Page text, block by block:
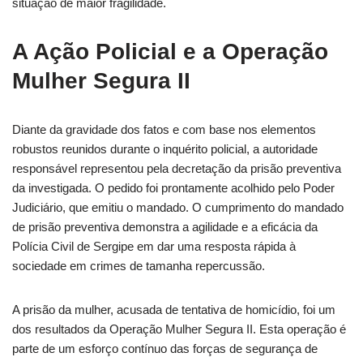
situação de maior fragilidade.
A Ação Policial e a Operação
Mulher Segura II
Diante da gravidade dos fatos e com base nos elementos
robustos reunidos durante o inquérito policial, a autoridade
responsável representou pela decretação da prisão preventiva
da investigada. O pedido foi prontamente acolhido pelo Poder
Judiciário, que emitiu o mandado. O cumprimento do mandado
de prisão preventiva demonstra a agilidade e a eficácia da
Polícia Civil de Sergipe em dar uma resposta rápida à
sociedade em crimes de tamanha repercussão.
A prisão da mulher, acusada de tentativa de homicídio, foi um
dos resultados da Operação Mulher Segura II. Esta operação é
parte de um esforço contínuo das forças de segurança de